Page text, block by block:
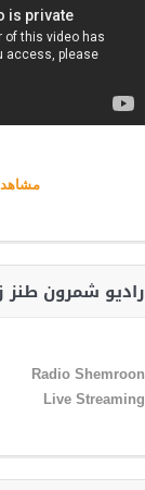
رادیو شمرون طنز
Radio Shemroon
Live Streaming